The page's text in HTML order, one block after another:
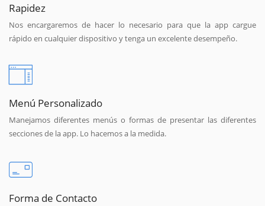
Rapidez
Nos encargaremos de hacer lo necesario para que la app cargue
rápido en cualquier dispositivo y tenga un excelente desempeño.
Menú Personalizado
Manejamos diferentes menús o formas de presentar las diferentes
secciones de la app. Lo hacemos a la medida.
Forma de Contacto